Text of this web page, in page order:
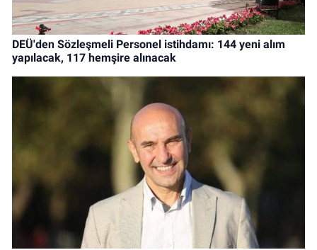
DEÜ'den Sözleşmeli Personel istihdamı: 144 yeni alım
yapılacak, 117 hemşire alınacak